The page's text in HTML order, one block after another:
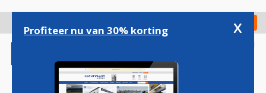
gaan
Check in
Profiteer nu van 30% korting x